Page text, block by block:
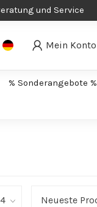
und Service
Mein Konto
% Sonderangebote %